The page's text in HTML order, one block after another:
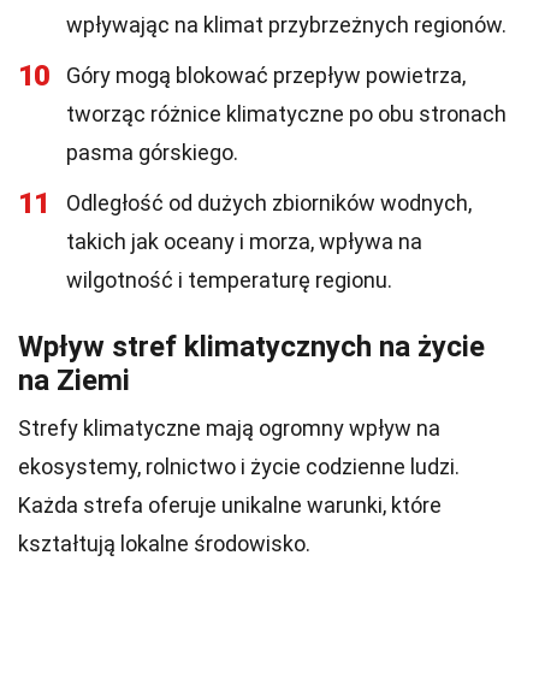
wpływając na klimat przybrzeżnych regionów.
10
Góry mogą blokować przepływ powietrza,
tworząc różnice klimatyczne po obu stronach
pasma górskiego.
11
Odległość od dużych zbiorników wodnych,
takich jak oceany i morza, wpływa na
wilgotność i temperaturę regionu.
Wpływ stref klimatycznych na życie
na Ziemi
Strefy klimatyczne mają ogromny wpływ na
ekosystemy, rolnictwo i życie codzienne ludzi.
Każda strefa oferuje unikalne warunki, które
kształtują lokalne środowisko.